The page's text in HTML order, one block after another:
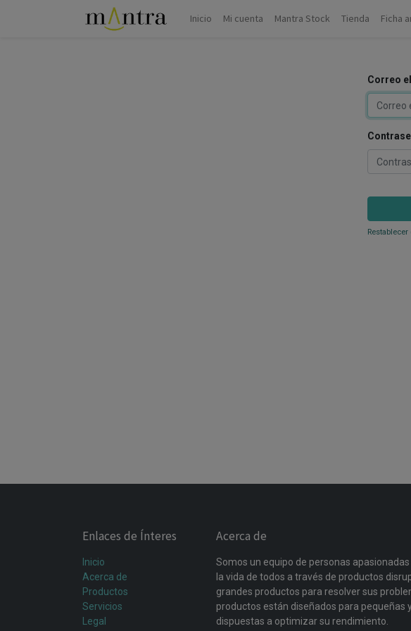
Inicio Mi cuenta Mantra Stock Tienda Ficha
Correo
Enlaces de Ínteres
Inicio
Acerca de
Productos
Servicios
Legal
Acerca de
Somos un equipo de personas
la vida de todos a través de productos
grandes productos para resolver sus
productos están diseñados para pequeñas
dispuestas a optimizar su rendimiento.